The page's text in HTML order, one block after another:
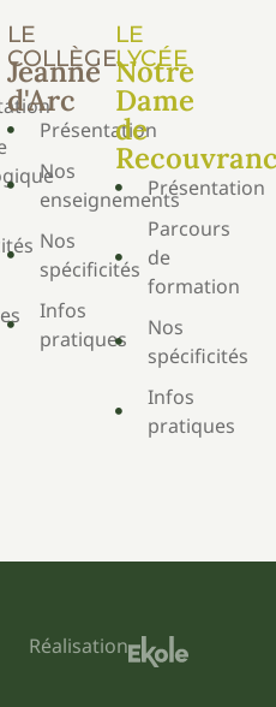
LE
COLLÈGE
Jeanne
d'Arc
Présentation
Nos
enseignements
Nos
spécificités
Infos
pratiques
LE
LYCÉE
Notre
Dame
de
Présentation
Parcours
de
formation
Nos
spécificités
Infos
pratiques
Réalisation